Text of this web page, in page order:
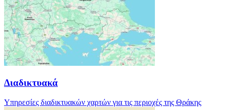
Διαδικτυακά
Υπηρεσίες διαδικτυακών χαρτών για τις περιοχές της Θράκης